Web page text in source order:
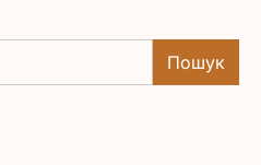
Пошук